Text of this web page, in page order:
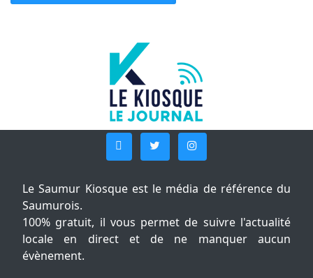
Le Saumur Kiosque est le média de référence du
Saumurois.
100% gratuit, il vous permet de suivre l'actualité
locale en direct et de ne manquer aucun
évènement.